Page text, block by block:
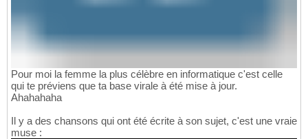
Pour moi la femme la plus célèbre en informatique c'est celle
qui te préviens que ta base virale à été mise à jour.
Ahahahaha
Il y a des chansons qui ont été écrite à son sujet, c'est une vraie
muse :